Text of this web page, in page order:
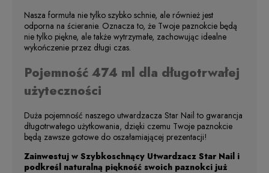
Nasza formuła nie tylko szybko schnie, ale również jest
odporna na ścieranie. Oznacza to, że Twoje paznokcie będą
nie tylko piękne, ale także wytrzymałe, zachowując idealne
wykończenie przez długi czas.
Pojemność 474 ml dla długotrwałej
użyteczności
Duża pojemność naszego utwardzacza Star Nail to gwarancja
długotrwałego użytkowania, dzięki czemu Twoje paznokcie
będą zawsze gotowe do oszałamiającej prezentacji!
Zainwestuj w Szybkoschnący Utwardzacz Star Nail i
podkreśl naturalną piękność swoich paznokci już